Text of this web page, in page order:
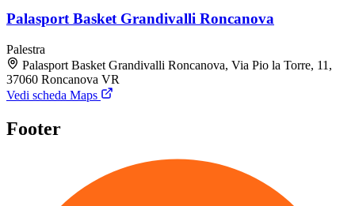
Palasport Basket Grandivalli Roncanova
Palestra
Palasport Basket Grandivalli Roncanova, Via Pio la Torre, 11,
37060 Roncanova VR
Vedi scheda Maps
Footer